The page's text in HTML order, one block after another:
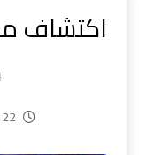
اكتشاف
22 سبتمبر، 2017